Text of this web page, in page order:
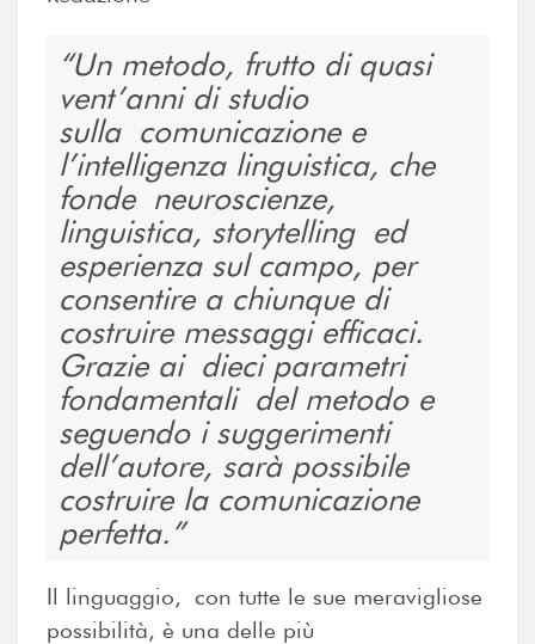
Un metodo, frutto di quasi
vent’anni di studio
sulla comunicazione e
l’intelligenza linguistica, che
fonde neuroscienze,
linguistica, storytelling ed
esperienza sul campo, per
consentire a chiunque di
costruire messaggi efficaci.
Grazie ai dieci parametri
fondamentali del metodo e
seguendo i suggerimenti
dell’autore, sarà possibile
costruire la comunicazione
perfetta.
Il linguaggio, con tutte le sue meravigliose
possibilità, è una delle più